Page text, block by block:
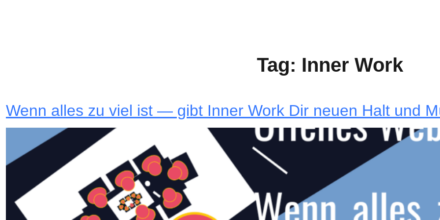
Tag: Inner Work
Wenn alles zu viel ist — gibt Inner Work Dir neuen Halt und